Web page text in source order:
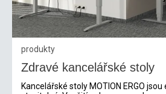
produkty
Zdravé kancelářské stoly
Kancelářské stoly MOTION ERGO